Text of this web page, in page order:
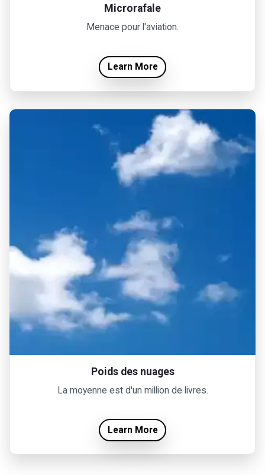
Microrafale
Menace pour l'aviation.
Learn More
Poids des nuages
La moyenne est d'un million de livres.
Learn More